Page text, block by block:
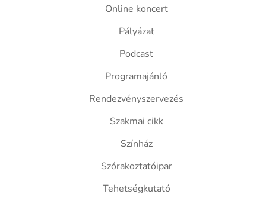
Online koncert
Pályázat
Podcast
Programajánló
Rendezvényszervezés
Szakmai cikk
Színház
Szórakoztatóipar
Tehetségkutató